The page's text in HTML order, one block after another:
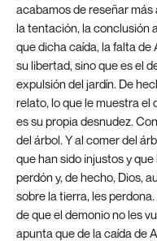
acabamos de reseñar
la tentación, la conclusión
que dicha caída, la falta
su libertad, sino que es el
expulsión del jardín. De
relato, lo que le muestra el
es su propia desnudez.
del árbol. Y al comer del
que han sido injustos y
perdón y, de hecho, Dios,
sobre la tierra, les
de que el demonio no les
apunta que de la caída de